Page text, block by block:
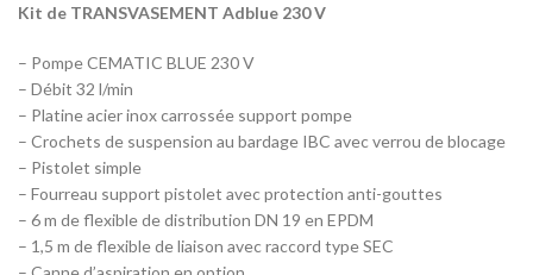
Kit de TRANSVASEMENT Adblue 230 V
– Pompe CEMATIC BLUE 230 V
– Débit 32 l/min
– Platine acier inox carrossée support pompe
– Crochets de suspension au bardage IBC avec verrou de blocage
– Pistolet simple
– Fourreau support pistolet avec protection anti-gouttes
– 6 m de flexible de distribution DN 19 en EPDM
– 1,5 m de flexible de liaison avec raccord type SEC